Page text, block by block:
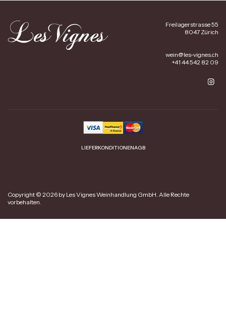
Freilagerstrasse 55
8047 Zürich
wein@les-vignes.ch
+41 44 542 82 09
LIEFERKONDITIONENAGB
Copyright © 2026 by Les Vignes Weinhandlung GmbH. Alle Rechte
vorbehalten.